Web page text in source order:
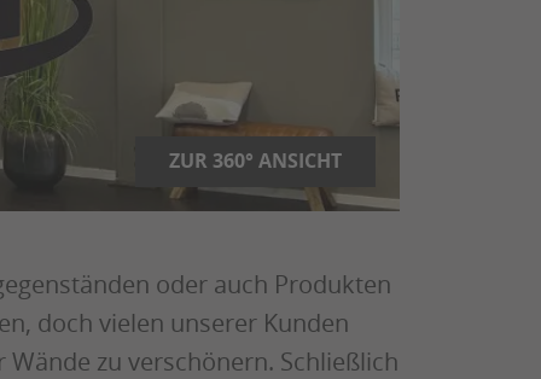
ZUR 360° ANSICHT
oder auch Produkten
doch vielen unserer Kunden
zu verschönern. Schließlich